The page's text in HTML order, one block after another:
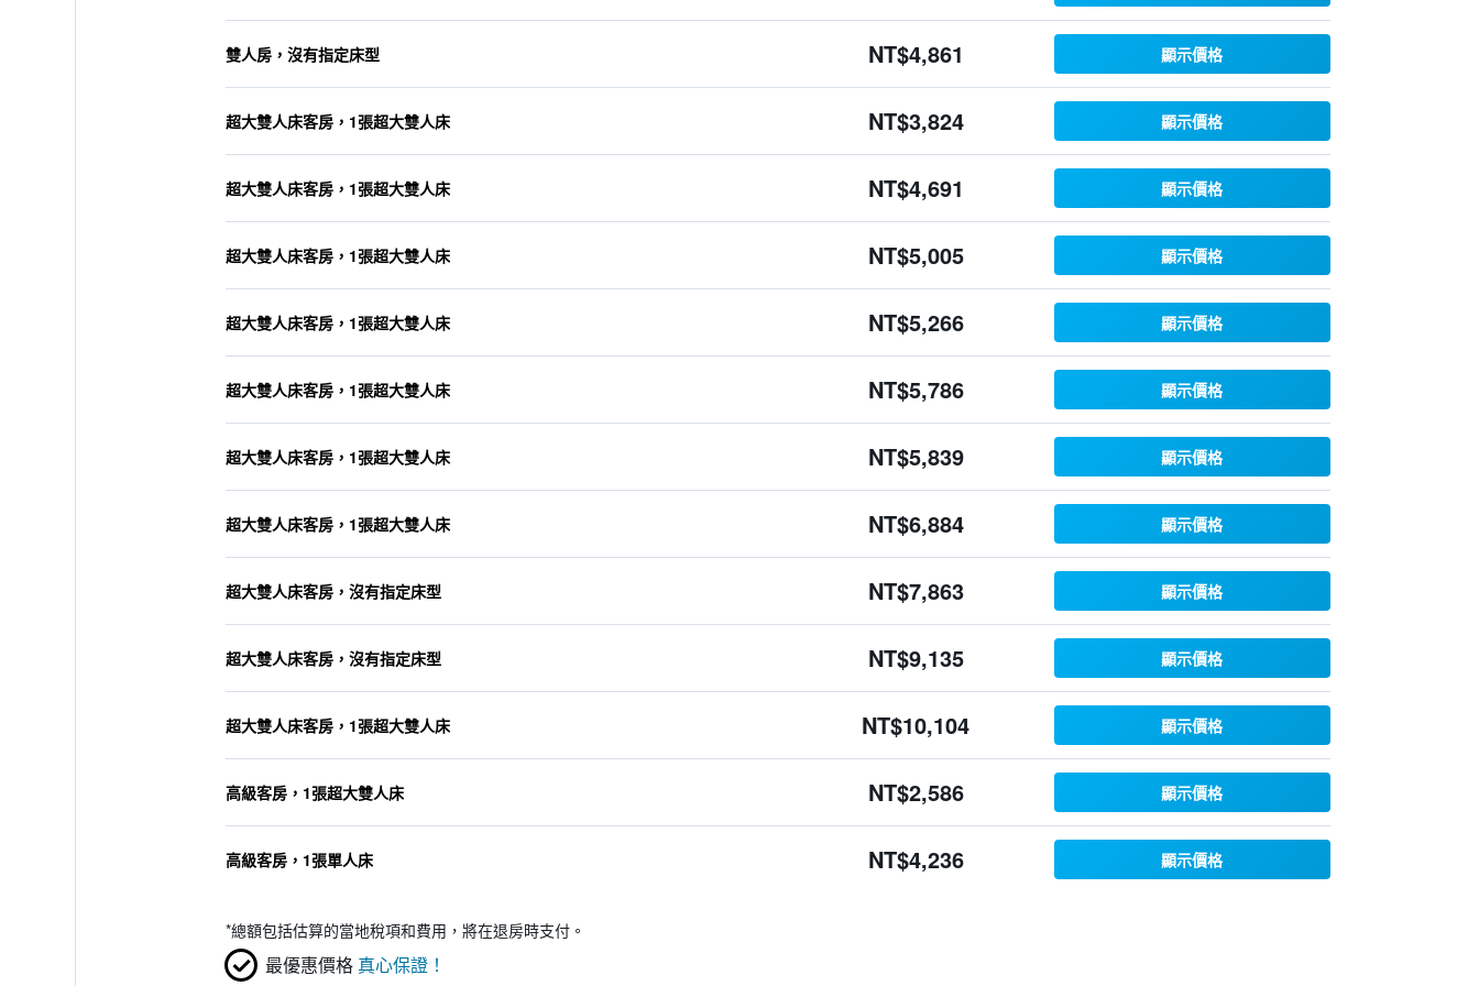
雙人房，沒有指定床型 NT$4,861 顯示價格
超大雙人床客房，1張超大雙人床 NT$3,824 顯示價格
超大雙人床客房，1張超大雙人床 NT$4,691 顯示價格
超大雙人床客房，1張超大雙人床 NT$5,005 顯示價格
超大雙人床客房，1張超大雙人床 NT$5,266 顯示價格
超大雙人床客房，1張超大雙人床 NT$5,786 顯示價格
超大雙人床客房，1張超大雙人床 NT$5,839 顯示價格
超大雙人床客房，1張超大雙人床 NT$6,884 顯示價格
超大雙人床客房，沒有指定床型 NT$7,863 顯示價格
超大雙人床客房，沒有指定床型 NT$9,135 顯示價格
超大雙人床客房，1張超大雙人床 NT$10,104 顯示價格
高級客房，1張超大雙人床 NT$2,586 顯示價格
高級客房，1張單人床 NT$4,236 顯示價格
*總額包括估算的當地稅項和費用，將在退房時支付。
最優惠價格 真心保證！